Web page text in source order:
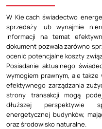
W Kielcach świadectwo
sprzedaży lub wynajmie
informacji na temat
dokument pozwala zarówno
ocenić potencjalne koszty
Posiadanie aktualnego
wymogiem prawnym, ale
efektywnego zarządzania
strony transakcji mogą
dłuższej perspektywie
energetycznej budynków,
oraz środowisko naturalne.